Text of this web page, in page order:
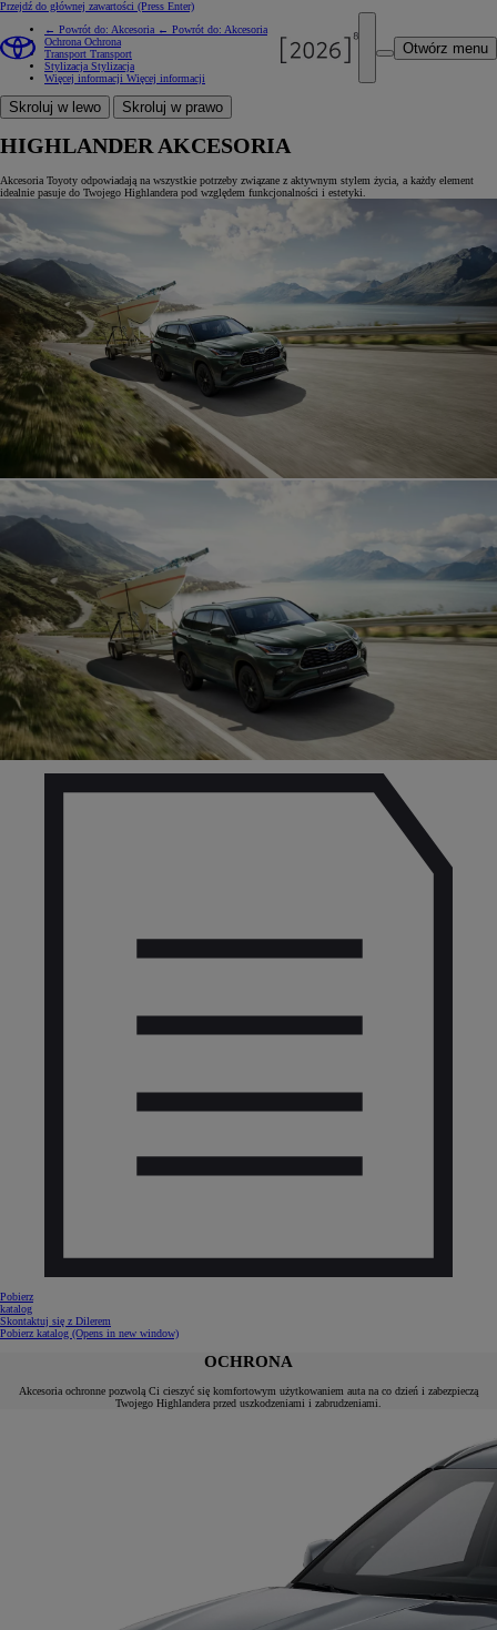
Przejdź do głównej zawartości (Press Enter)
Otwórz menu
← Powrót do: Akcesoria ← Powrót do: Akcesoria
Ochrona Ochrona
Transport Transport
Stylizacja Stylizacja
Więcej informacji Więcej informacji
Skroluj w lewo Skroluj w prawo
HIGHLANDER AKCESORIA
Akcesoria Toyoty odpowiadają na wszystkie potrzeby związane z aktywnym stylem życia, a każdy element
idealnie pasuje do Twojego Highlandera pod względem funkcjonalności i estetyki.
Pobierz
katalog
Skontaktuj się z Dilerem
Pobierz katalog (Opens in new window)
OCHRONA
Akcesoria ochronne pozwolą Ci cieszyć się komfortowym użytkowaniem auta na co dzień i zabezpieczą
Twojego Highlandera przed uszkodzeniami i zabrudzeniami.